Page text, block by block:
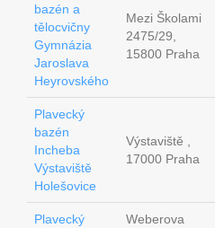
bazén a
tělocvičny
Gymnázia
Jaroslava
Heyrovského
Mezi Školami
2475/29,
15800 Praha
Plavecký
bazén
Incheba
Výstaviště
Holešovice
Výstaviště ,
17000 Praha
Plavecký
Weberova